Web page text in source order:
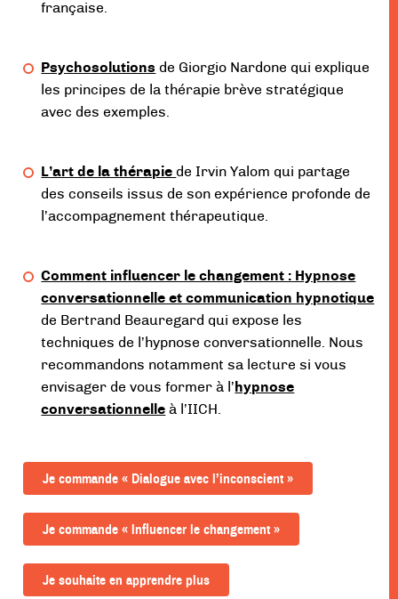
française.
Psychosolutions de Giorgio Nardone qui explique
les principes de la thérapie brève stratégique
avec des exemples.
L’art de la thérapiede Irvin Yalom qui partage
des conseils issus de son expérience profonde de
l’accompagnement thérapeutique.
Comment influencer le changement : Hypnose
conversationnelle et communication hypnotique
de Bertrand Beauregard qui expose les
techniques de l’hypnose conversationnelle. Nous
recommandons notamment sa lecture si vous
envisager de vous former à l’ hypnose
conversationnelle à l’IICH.
Je commande « Dialogue avec l’inconscient »
Je commande « Influencer le changement »
Je souhaite en apprendre plus